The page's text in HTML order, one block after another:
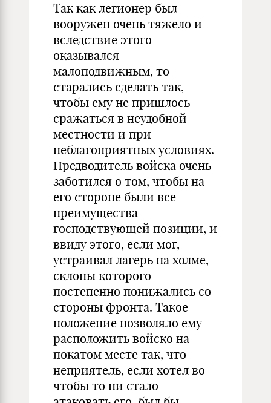
Так как легионер был
вооружен очень тяжело и
вследствие этого
оказывался
малоподвижным, то
старались сделать так,
чтобы ему не пришлось
сражаться в неудобной
местности и при
неблагоприятных условиях.
Предводитель войска очень
заботился о том, чтобы на
его стороне были все
преимущества
господствующей позиции, и
ввиду этого, если мог,
устраивал лагерь на холме,
склоны которого
постепенно понижались со
стороны фронта. Такое
положение позволяло ему
расположить войско на
покатом месте так, что
неприятель, если хотел во
чтобы то ни стало